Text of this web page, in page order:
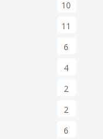
10
11
6
4
2
2
6